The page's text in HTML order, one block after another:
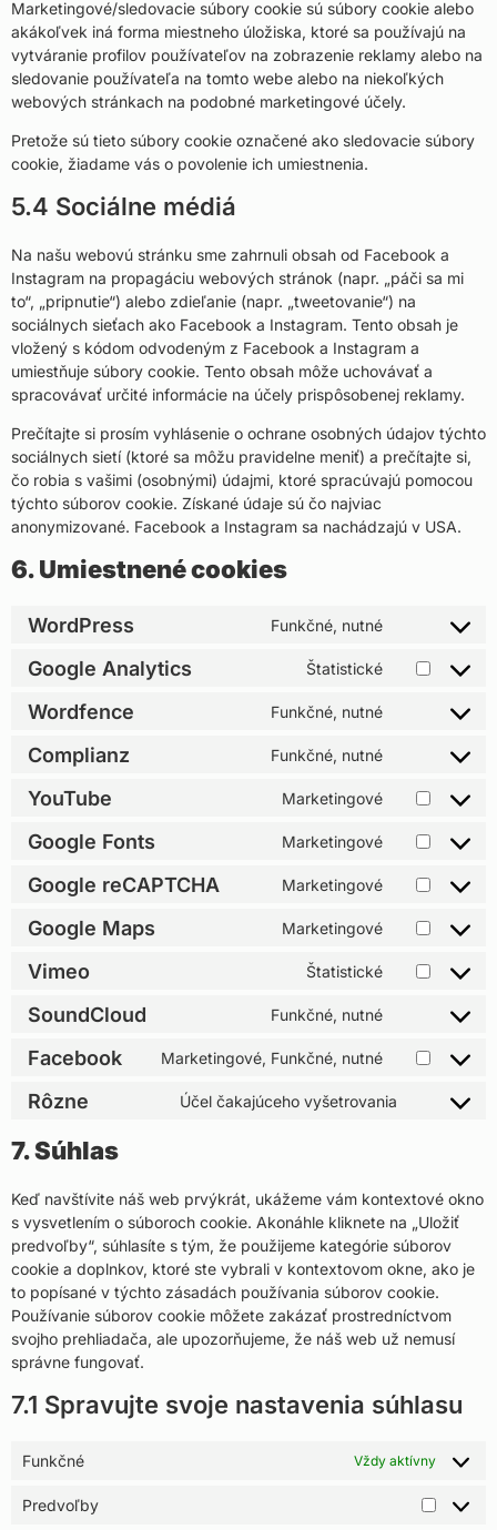
Marketingové/sledovacie súbory cookie sú súbory cookie alebo
akákoľvek iná forma miestneho úložiska, ktoré sa používajú na
vytváranie profilov používateľov na zobrazenie reklamy alebo na
sledovanie používateľa na tomto webe alebo na niekoľkých
webových stránkach na podobné marketingové účely.
Pretože sú tieto súbory cookie označené ako sledovacie súbory
cookie, žiadame vás o povolenie ich umiestnenia.
5.4 Sociálne médiá
Na našu webovú stránku sme zahrnuli obsah od Facebook a
Instagram na propagáciu webových stránok (napr. „páči sa mi
to“, „pripnutie“) alebo zdieľanie (napr. „tweetovanie“) na
sociálnych sieťach ako Facebook a Instagram. Tento obsah je
vložený s kódom odvodeným z Facebook a Instagram a
umiestňuje súbory cookie. Tento obsah môže uchovávať a
spracovávať určité informácie na účely prispôsobenej reklamy.
Prečítajte si prosím vyhlásenie o ochrane osobných údajov týchto
sociálnych sietí (ktoré sa môžu pravidelne meniť) a prečítajte si,
čo robia s vašimi (osobnými) údajmi, ktoré spracúvajú pomocou
týchto súborov cookie. Získané údaje sú čo najviac
anonymizované. Facebook a Instagram sa nachádzajú v USA.
6. Umiestnené cookies
WordPress Funkčné, nutné
Google Analytics Štatistické
Wordfence Funkčné, nutné
Complianz Funkčné, nutné
YouTube Marketingové
Google Fonts Marketingové
Google reCAPTCHA Marketingové
Google Maps Marketingové
Vimeo Štatistické
SoundCloud Funkčné, nutné
Facebook Marketingové, Funkčné, nutné
Rôzne Účel čakajúceho vyšetrovania
7. Súhlas
Keď navštívite náš web prvýkrát, ukážeme vám kontextové okno
s vysvetlením o súboroch cookie. Akonáhle kliknete na „Uložiť
predvoľby“, súhlasíte s tým, že použijeme kategórie súborov
cookie a doplnkov, ktoré ste vybrali v kontextovom okne, ako je
to popísané v týchto zásadách používania súborov cookie.
Používanie súborov cookie môžete zakázať prostredníctvom
svojho prehliadača, ale upozorňujeme, že náš web už nemusí
správne fungovať.
7.1 Spravujte svoje nastavenia súhlasu
Funkčné Vždy aktívny
Predvoľby